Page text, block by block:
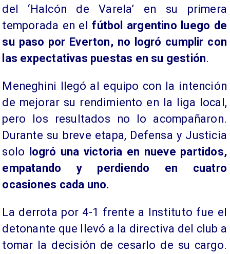
del ‘Halcón de Varela’ en su primera
temporada en el fútbol argentino luego de
su paso por Everton, no logró cumplir con
las expectativas puestas en su gestión.
Meneghini llegó al equipo con la intención
de mejorar su rendimiento en la liga local,
pero los resultados no lo acompañaron.
Durante su breve etapa, Defensa y Justicia
solo
logró una victoria en nueve partidos,
empatando y perdiendo en cuatro
ocasiones cada uno.
La derrota por 4-1 frente a Instituto fue el
detonante que llevó a la directiva del club a
tomar la decisión de cesarlo de su cargo.